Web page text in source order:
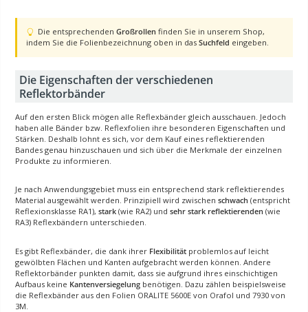
Hinweis zur Suche nach Großrollen
Die entsprechenden Großrollenfinden Sie in unserem Shop,
indem Sie die Folienbezeichnung oben in das Suchfeld eingeben.
Die Eigenschaften der verschiedenen
Reflektorbänder
Auf den ersten Blick mögen alle Reflexbänder gleich ausschauen. Jedoch
haben alle Bänder bzw. Reflexfolien ihre besonderen Eigenschaften und
Stärken. Deshalb lohnt es sich, vor dem Kauf eines reflektierenden
Bandes genau hinzuschauen und sich über die Merkmale der einzelnen
Produkte zu informieren.
Je nach Anwendungsgebiet muss ein entsprechend stark reflektierendes
Material ausgewählt werden. Prinzipiell wird zwischen schwach (entspricht
Reflexionsklasse RA1), stark (wie RA2) und sehr stark reflektierenden (wie
RA3) Reflexbändern unterschieden.
Es gibt Reflexbänder, die dank ihrer Flexibilität problemlos auf leicht
gewölbten Flächen und Kanten aufgebracht werden können. Andere
Reflektorbänder punkten damit, dass sie aufgrund ihres einschichtigen
Aufbaus keine Kantenversiegelung benötigen. Dazu zählen beispielsweise
die Reflexbänder aus den Folien ORALITE 5600E von Orafol und 7930 von
3M.